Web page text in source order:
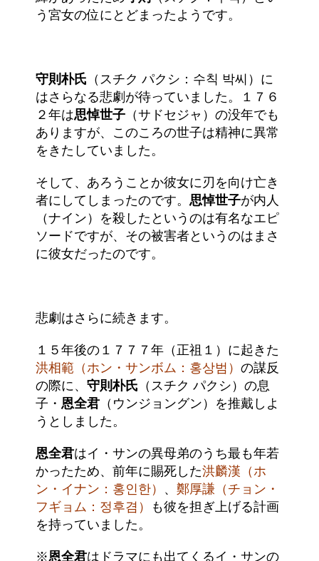
う宮女の位にとどまったようです。
守則朴氏 （スチク パクシ：수칙 박씨）に
はさらなる悲劇が待っていました。１７６
２年は思悼世子 （サドセジャ）の没年でも
ありますが、このころの世子は精神に異常
をきたしていました。
そして、あろうことか彼女に刃を向け亡き
者にしてしまったのです。 思悼世子が内人
（ナイン）を殺したというのは有名なエピ
ソードですが、その被害者というのはまさ
に彼女だったのです。
悲劇はさらに続きます。
１５年後の１７７７年（正祖１）に起きた
洪相範（ホン・サンボム：홍상범） の謀反
の際に、 守則朴氏 （スチク パクシ）の息
子・ 恩全君 （ウンジョングン）を推戴しよ
うとしました。
恩全君はイ・サンの異母弟のうち最も年若
かったため、前年に賜死した洪麟漢（ホ
ン・イナン：홍인한） 、 鄭厚謙（チョン・
フギョム：정후겸）
も彼を担ぎ上げる計画
を持っていました。
※恩全君はドラマにも出てくるイ・サンの